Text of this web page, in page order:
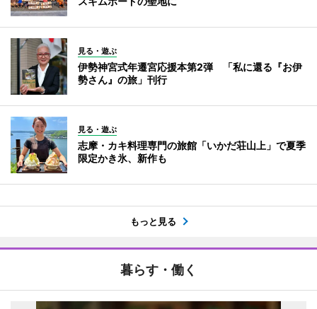
見る・遊ぶ
伊勢神宮式年遷宮応援本第2弾 「私に還る『お伊
勢さん』の旅」刊行
見る・遊ぶ
志摩・カキ料理専門の旅館「いかだ荘山上」で夏季
限定かき氷、新作も
もっと見る
暮らす・働く